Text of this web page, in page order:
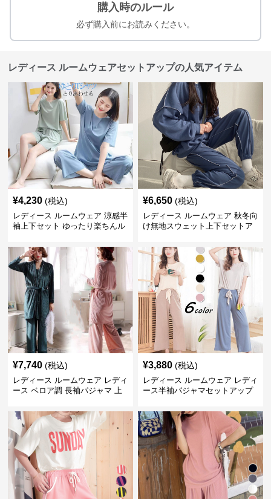
購入時のルール
必ず購入前にお読みください。
レディース ルームウェアセットアップの人気アイテム
¥4,230 (税込)
レディース ルームウェア 涼感半
袖上下セット ゆったり楽ちんル
¥6,650 (税込)
レディース ルームウェア 秋冬向
け無地スウェット上下セットア
¥7,740 (税込)
レディース ルームウェア レディ
ース ベロア調 長袖パジャマ 上
¥3,880 (税込)
レディース ルームウェア レディ
ース半袖パジャマセットアップ